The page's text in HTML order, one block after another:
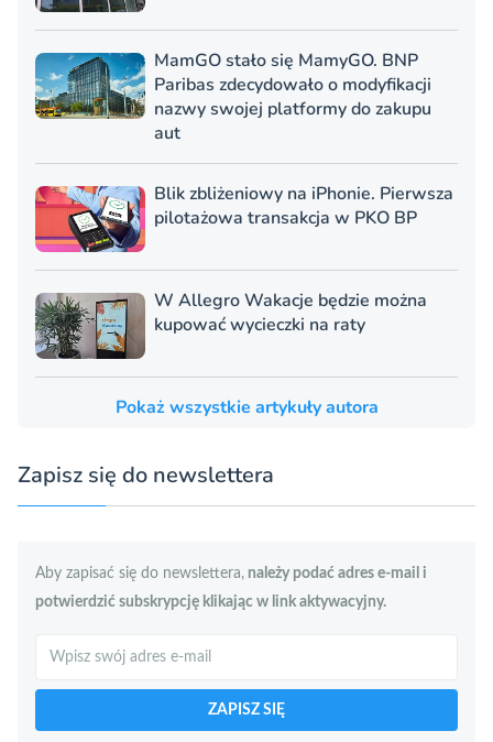
MamGO stało się MamyGO. BNP
Paribas zdecydowało o modyfikacji
nazwy swojej platformy do zakupu
aut
Blik zbliżeniowy na iPhonie. Pierwsza
pilotażowa transakcja w PKO BP
W Allegro Wakacje będzie można
kupować wycieczki na raty
Pokaż wszystkie artykuły autora
Zapisz się do newslettera
Aby zapisać się do newslettera, należy podać adres e-mail i
potwierdzić subskrypcję klikając w link aktywacyjny.
Szukaj
ZAPISZ SIĘ